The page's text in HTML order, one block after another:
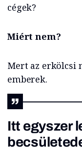
cégek?
Miért nem?
Mert az erkölcsi
emberek.
Itt egyszer